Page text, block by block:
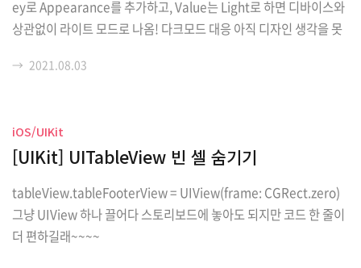
ey로 Appearance를 추가하고, Value는 Light로 하면 디바이스와
상관없이 라이트 모드로 나옴! 다크모드 대응 아직 디자인 생각을 못
InterfaceStyle Light
→ 2021.08.03
iOS/UIKit
[UIKit] UITableView 빈 셀 숨기기
tableView.tableFooterView = UIView(frame: CGRect.zero)
그냥 UIView 하나 끌어다 스토리보드에 놓아도 되지만 코드 한 줄이
더 편하길래~~~~